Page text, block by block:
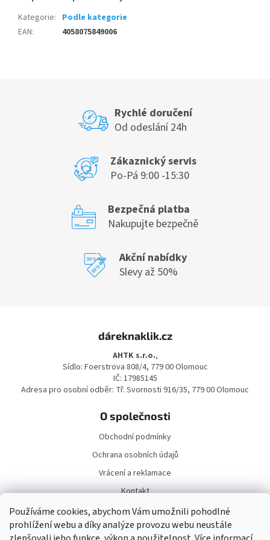
Používáme cookies, abychom Vám umožnili pohodlné
prohlížení webu a díky analýze provozu webu neustále
Kategorie: Podle kategorie
EAN: 4058075849006
Rychlé doručení
Od odeslání 24h
Zákaznický servis
Po-Pá 9:00 -15:30
Bezpečná platba
Nakupujte bezpečně
Akční nabídky
Slevy až 50%
dáreknaklik.cz
AHTK s.r.o.,
Sídlo: Foerstrova 808/4, 779 00 Olomouc
IČ: 17985145
Adresa pro osobní odběr: Tř. Svornosti 916/35, 779 00 Olomouc
O společnosti
Obchodní podmínky
Ochrana osobních údajů
Vrácení a reklamace
Kontakt
Doprava a platba